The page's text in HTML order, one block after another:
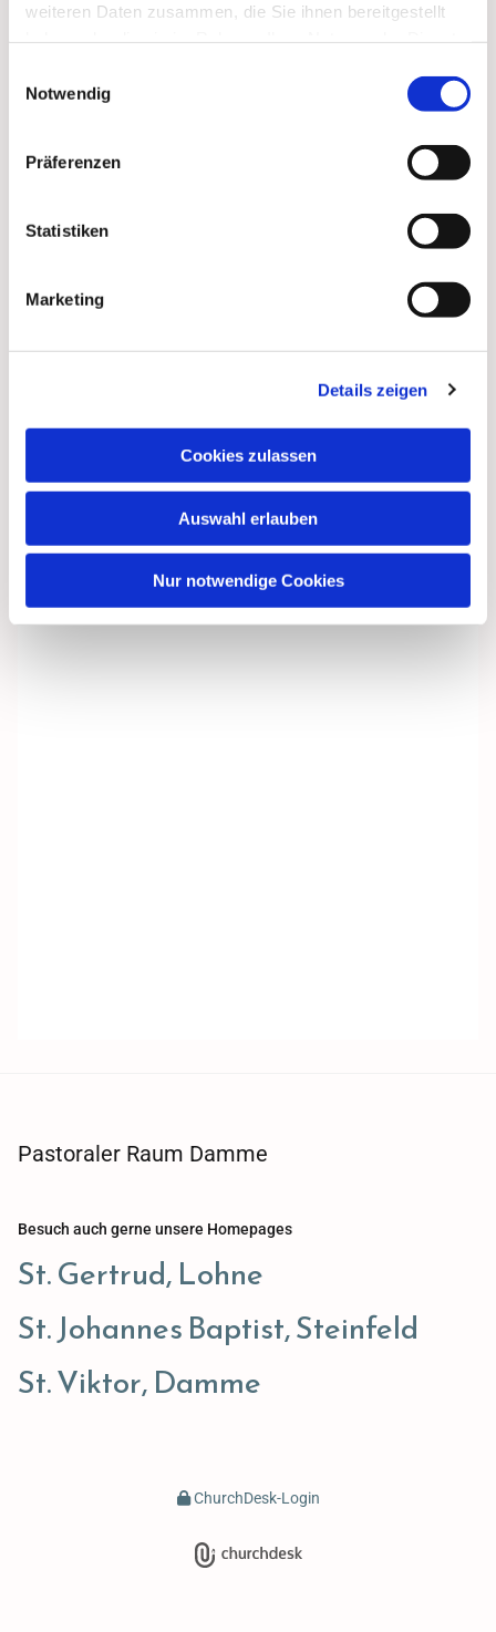
weiteren Daten zusammen, die Sie ihnen bereitgestellt
Notwendig
Präferenzen
Statistiken
Marketing
Details zeigen
Cookies zulassen
Auswahl erlauben
Nur notwendige Cookies
Pastoraler Raum Damme
Besuch auch gerne unsere Homepages
St. Gertrud, Lohne
St. Johannes Baptist, Steinfeld
St. Viktor, Damme
ChurchDesk-Login